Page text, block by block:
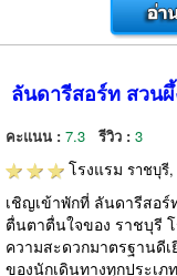
ลันดารีสอร์ท สวน
คะแนน : 7.3 รีวิว : 3
โรงแรม ราชบุรี,
เชิญเข้าพักที่ ลันดารีสอร์
ตื่นตาตื่นใจของ ราชบุรี
ความสะดวกมาตรฐานดี
ของนักเดินทางทุกประเภ